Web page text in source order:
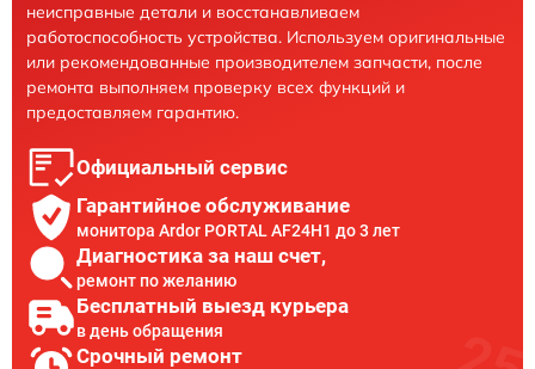
неисправные детали и восстанавливаем
работоспособность устройства. Используем оригинальные
или рекомендованные производителем запчасти, после
ремонта выполняем проверку всех функций и
предоставляем гарантию.
Официальный сервис
Гарантийное обслуживание
монитора Ardor PORTAL AF24H1 до 3 лет
Диагностика за наш счет,
ремонт по желанию
Бесплатный выезд курьера
в день обращения
Срочный ремонт